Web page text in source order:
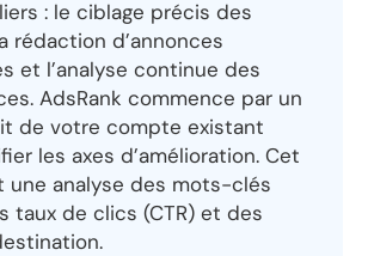
: le ciblage précis des
rédaction d’annonces
et l’analyse continue des
AdsRank commence par un
de votre compte existant
les axes d’amélioration. Cet
une analyse des mots-clés
taux de clics (CTR) et des